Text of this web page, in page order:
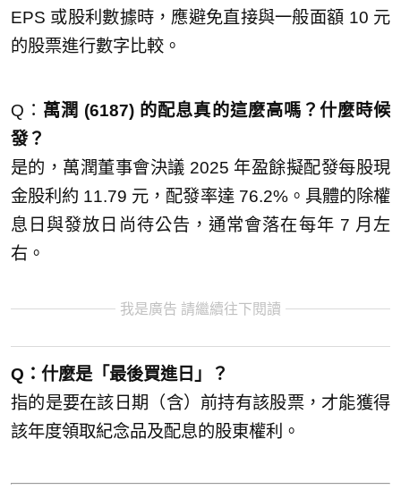
EPS 或股利數據時，應避免直接與一般面額 10 元
的股票進行數字比較。
Q： 萬潤 (6187) 的配息真的這麼高嗎？什麼時候
發？
是的，萬潤董事會決議 2025 年盈餘擬配發每股現
金股利約 11.79 元，配發率達 76.2%。具體的除權
息日與發放日尚待公告，通常會落在每年 7 月左
右。
我是廣告 請繼續往下閱讀
Q：什麼是「最後買進日」？
指的是要在該日期（含）前持有該股票，才能獲得
該年度領取紀念品及配息的股東權利。